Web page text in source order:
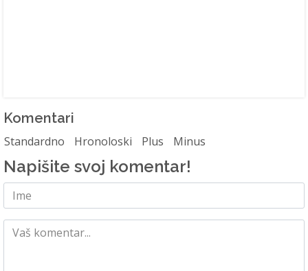
Komentari
Standardno Hronoloski Plus Minus
Napišite svoj komentar!